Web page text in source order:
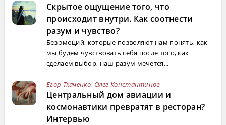
Скрытое ощущение того, что
происходит внутри. Как соотнести
разум и чувство?
Без эмоций, которые позволяют нам понять, как
мы будем чувствовать себя после того, как
сделаем выбор, наш разум мечется...
Егор Ткаченко, Олег Константинов
Центральный дом авиации и
космонавтики превратят в ресторан?
Интервью